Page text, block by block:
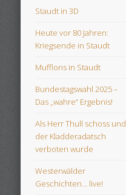
Staudt in 3D
Heute vor 80 Jahren:
Kriegsende in Staudt
Mufflons in Staudt
Bundestagswahl 2025 –
Das „wahre“ Ergebnis!
Als Herr Thull schoss und
der Kladderadatsch
verboten wurde
Westerwälder
Geschichten… live!